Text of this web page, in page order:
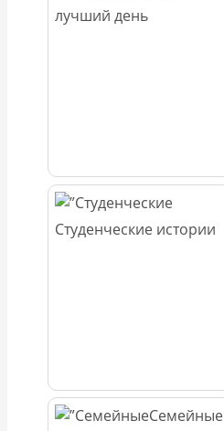
лучший день
Студенческие истории
Семейные